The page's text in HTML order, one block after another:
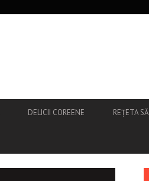
DELICII COREENE REȚETA